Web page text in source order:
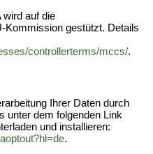
wird auf die
Kommission gestützt. Details
controllerterms/mccs/.
Ihrer Daten durch
unter dem folgenden Link
und installieren:
.